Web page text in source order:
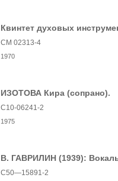
Квинтет духовых
СМ 02313-4
1970
ИЗОТОВА Кира (сопрано).
С10-06241-2
1975
В. ГАВРИЛИН (1939):
С50—15891-2